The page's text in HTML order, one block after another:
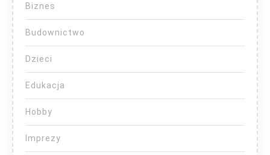
Biznes
Budownictwo
Dzieci
Edukacja
Hobby
Imprezy